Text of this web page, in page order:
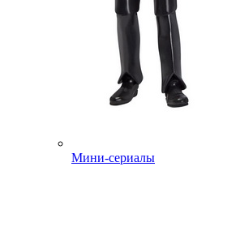
Мини-сериалы